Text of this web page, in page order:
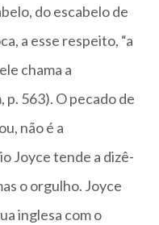
do escabelo de
a esse respeito, “a
chama a
563). O pecado de
não é a
Joyce tende a dizê-
o orgulho. Joyce
inglesa com o